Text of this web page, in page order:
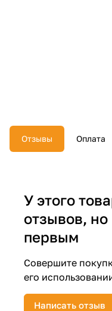
Отзывы Оплата
У этого
отзывов,
первым
Совершите
его
Написать отзыв
недели